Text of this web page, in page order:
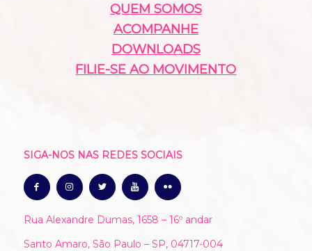
QUEM SOMOS
ACOMPANHE
DOWNLOADS
FILIE-SE AO MOVIMENTO
SIGA-NOS NAS REDES SOCIAIS
Rua Alexandre Dumas, 1658 – 16º andar
Santo Amaro, São Paulo – SP, 04717-004